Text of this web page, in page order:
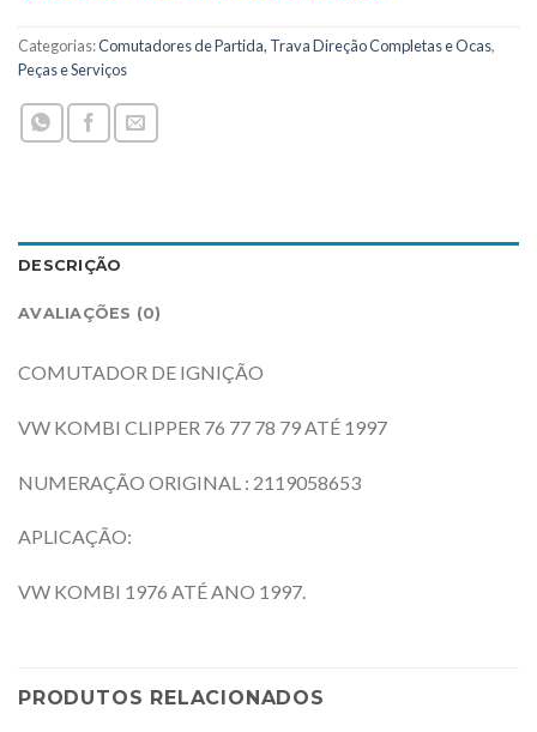
Categorias:Comutadores de Partida, Trava Direção Completas e Ocas,
Peças e Serviços
DESCRIÇÃO
AVALIAÇÕES (0)
COMUTADOR DE IGNIÇÃO
VW KOMBI CLIPPER 76 77 78 79 ATÉ 1997
NUMERAÇÃO ORIGINAL : 2119058653
APLICAÇÃO:
VW KOMBI 1976 ATÉ ANO 1997.
PRODUTOS RELACIONADOS